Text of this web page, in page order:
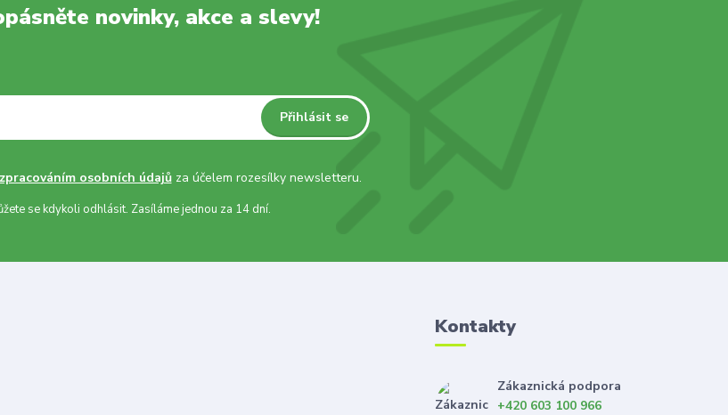
novinky, akce a slevy!
Přihlásit se
zpracováním osobních údajůza účelem rozesílky newsletteru.
se kdykoli odhlásit. Zasíláme jednou za 14 dní.
Kontakty
Zákaznická podpora
+420 603 100 966